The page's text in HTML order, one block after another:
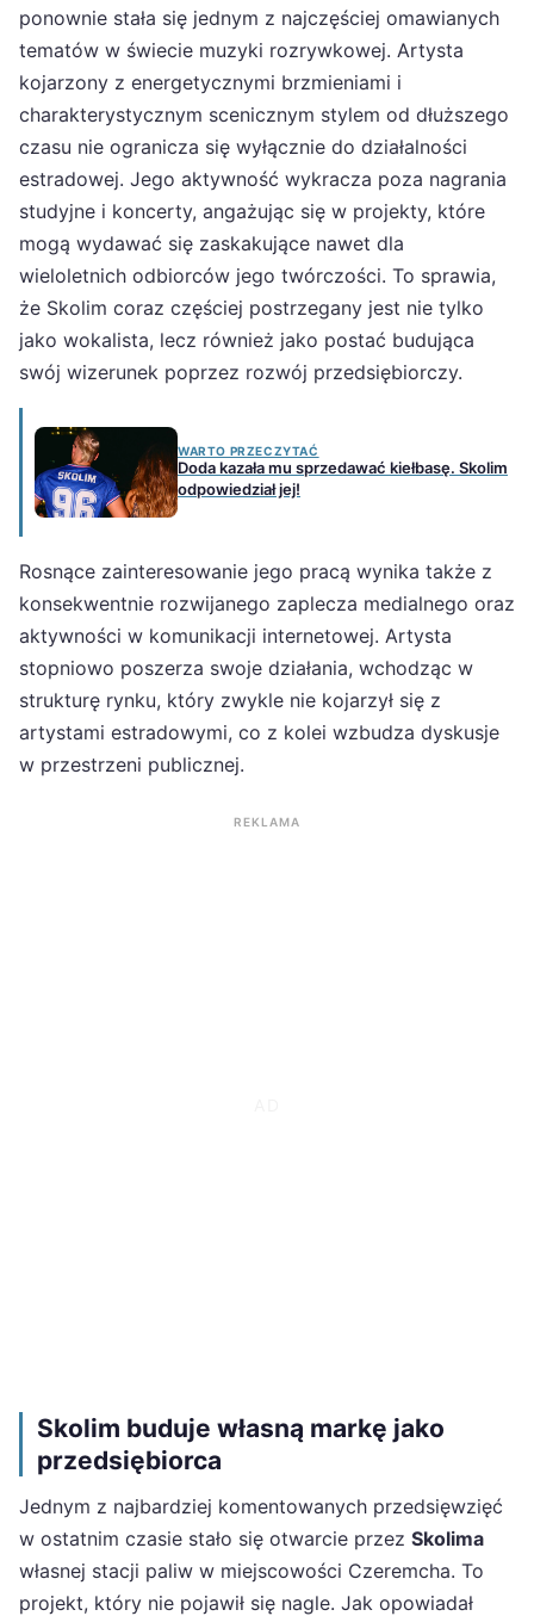
ponownie stała się jednym z najczęściej omawianych
tematów w świecie muzyki rozrywkowej. Artysta
kojarzony z energetycznymi brzmieniami i
charakterystycznym scenicznym stylem od dłuższego
czasu nie ogranicza się wyłącznie do działalności
estradowej. Jego aktywność wykracza poza nagrania
studyjne i koncerty, angażując się w projekty, które
mogą wydawać się zaskakujące nawet dla
wieloletnich odbiorców jego twórczości. To sprawia,
że Skolim coraz częściej postrzegany jest nie tylko
jako wokalista, lecz również jako postać budująca
swój wizerunek poprzez rozwój przedsiębiorczy.
WARTO PRZECZYTAĆ
Doda kazała mu sprzedawać kiełbasę. Skolim
odpowiedział jej!
Rosnące zainteresowanie jego pracą wynika także z
konsekwentnie rozwijanego zaplecza medialnego oraz
aktywności w komunikacji internetowej. Artysta
stopniowo poszerza swoje działania, wchodząc w
strukturę rynku, który zwykle nie kojarzył się z
artystami estradowymi, co z kolei wzbudza dyskusje
w przestrzeni publicznej.
REKLAMA
Skolim buduje własną markę jako
przedsiębiorca
Jednym z najbardziej komentowanych przedsięwzięć
w ostatnim czasie stało się otwarcie przez Skolima
własnej stacji paliw w miejscowości Czeremcha. To
projekt, który nie pojawił się nagle. Jak opowiadał